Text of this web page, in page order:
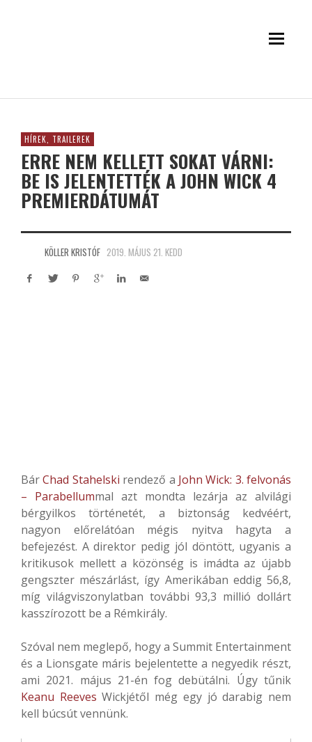
HÍREK, TRAILEREK
ERRE NEM KELLETT SOKAT VÁRNI:
BE IS JELENTETTÉK A JOHN WICK 4
PREMIERDÁTUMÁT
KÖLLER KRISTÓF 2019. MÁJUS 21. KEDD
BárChad Stahelski rendező a John Wick: 3. felvonás
– Parabellummal azt mondta lezárja az alvilági
bérgyilkos történetét, a biztonság kedvéért,
nagyon előrelátóan mégis nyitva hagyta a
befejezést. A direktor pedig jól döntött, ugyanis a
kritikusok mellett a közönség is imádta az újabb
gengszter mészárlást, így Amerikában eddig 56,8,
míg világviszonylatban további 93,3 millió dollárt
kasszírozott be a Rémkirály.
Szóval nem meglepő, hogy a Summit Entertainment
és a Lionsgate máris bejelentette a negyedik részt,
ami 2021. május 21-én fog debütálni. Úgy tűnik
Keanu Reeves Wickjétől még egy jó darabig nem
kell búcsút vennünk.